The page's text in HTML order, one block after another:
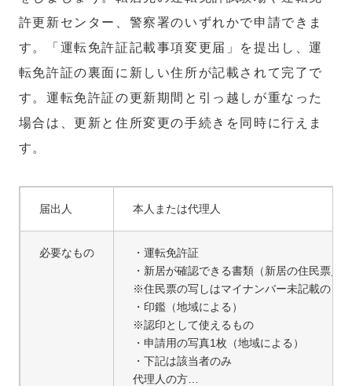
許更新センター、警察署のいずれかで申請できま
す。「運転免許証記載事項変更届」を提出し、運
転免許証の裏面に新しい住所が記載されて完了で
す。運転免許証の更新期間と引っ越しが重なった
場合は、更新と住所変更の手続きを同時に行えま
す。
届出人 本人または代理人
必要なもの
・運転免許証
・新居が確認できる書類（新居の住民票
※住民票の写しはマイナンバー未記載のもの
・印鑑（地域による）
※認印として使えるもの
・申請用の写真1枚（地域による）
・下記は該当者のみ
代理人の方…